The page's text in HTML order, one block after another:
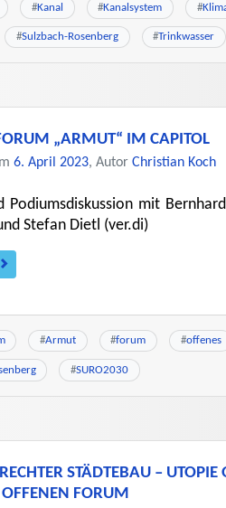
#Kanal #Kanalsystem #
#Sulzbach-Rosenberg #Trinkwasser
„ARMUT“ IM CAPITOL
6. April 2023, Autor Christian Koch
Podiumsdiskussion mit
Stefan Dietl (ver.di)
#Armut #forum #offenes
#SURO2030
STÄDTEBAU –
FORUM